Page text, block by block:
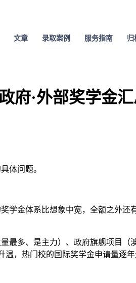
文章 录取案例 服务指南 归
府·外部奖学金
体问题。
金体系比想象中宽，全额之外还
多、是主力）、政府旗舰项目（
，热门校的国际奖学金申请量逐